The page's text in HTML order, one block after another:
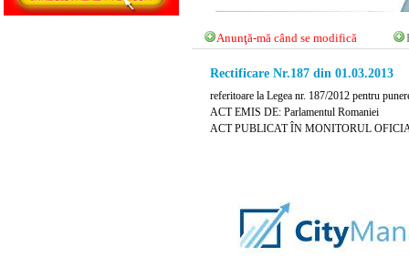
Anunţă-mă când se modifică
Rectificare Nr.187 din 01.03.2013
referitoare la Legea nr. 187/2012 pentru
ACT EMIS DE: Parlamentul Romaniei
ACT PUBLICAT ÎN MONITORUL